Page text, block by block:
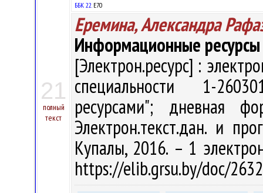
21
полный
текст
ББК 22.Е70
Еремина, Александра
Информационные
[Электрон.ресурс] :
специальности 1-
ресурсами"; дневная
Электрон.текст.дан. и
Купалы, 2016. – 1
https://elib.grsu.by/doc/